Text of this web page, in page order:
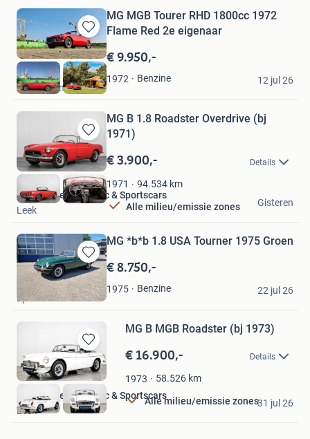
Bewaren
in
Mijn
Favorieten
MG MGB Tourer RHD 1800cc 1972
Flame Red 2e eigenaar
€ 9.950,-
1972 Benzine
Verkaart
Amsterdam
12 jul 26
Bewaren
in
Mijn
Favorieten
MG B 1.8 Roadster Overdrive (bj
1971)
€ 3.900,- Details
1971 94.534 km
Alle milieu/emissie zones
Hofman Leek Classic & Sportscars
Leek
Gisteren
Bewaren
in
Mijn
Favorieten
MG *b*b 1.8 USA Tourner 1975 Groen
€ 8.750,-
1975 Benzine
lance.
Epe
22 jul 26
Bewaren
Mijn
Favorieten
MG B MGB Roadster (bj 1973)
€ 16.900,- Details
1973 58.526 km
Alle milieu/emissie zones
Hofman Leek Classic & Sportscars
Leek
31 jul 26